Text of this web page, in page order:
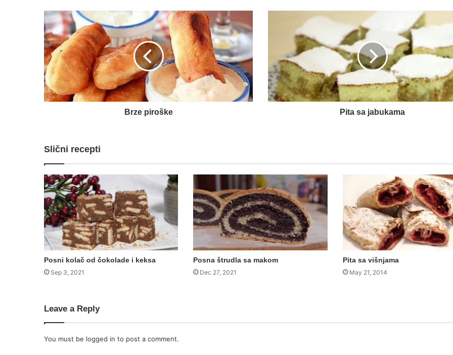
Brze
piroške
Brze piroške
jabukama
Pita sa jabukama
Slični recepti
Posni kolač od čokolade i keksa
Sep 3, 2021
Posna štrudla sa makom
Dec 27, 2021
Pita sa višnjama
May 21, 2014
Leave a Reply
You must be logged in to post a comment.